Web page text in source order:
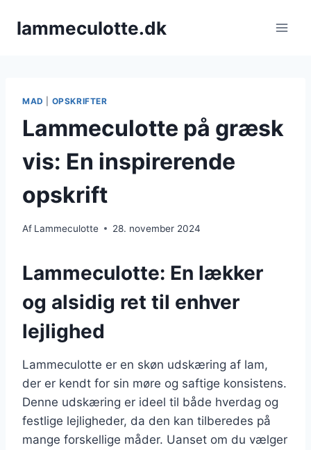
lammeculotte.dk
MAD OPSKRIFTER
Lammeculotte på græsk
vis: En inspirerende
opskrift
Af Lammeculotte 28. november 2024
Lammeculotte: En lækker
og alsidig ret til enhver
lejlighed
Lammeculotte er en skøn udskæring af lam,
der er kendt for sin møre og saftige konsistens.
Denne udskæring er ideel til både hverdag og
festlige lejligheder, da den kan tilberedes på
mange forskellige måder. Uanset om du vælger